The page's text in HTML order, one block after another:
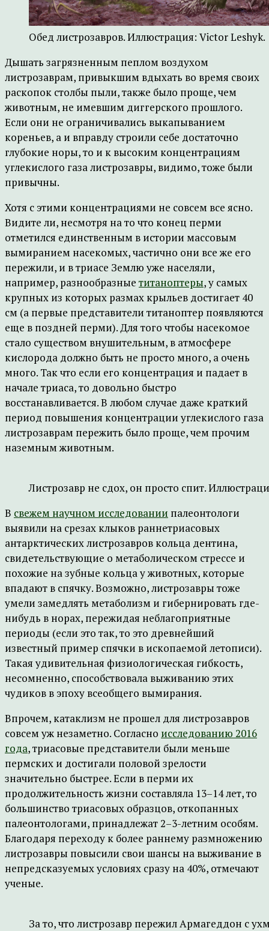
Обед листрозавров. Иллюстрация: Victor Leshyk.
Дышать загрязненным пеплом воздухом
листрозаврам, привыкшим вдыхать во время своих
раскопок столбы пыли, также было проще, чем
животным, не имевшим диггерского прошлого.
Если они не ограничивались выкапыванием
кореньев, а и вправду строили себе достаточно
глубокие норы, то и к высоким концентрациям
углекислого газа листрозавры, видимо, тоже были
привычны.
Хотя с этими концентрациями не совсем все ясно.
Видите ли, несмотря на то что конец перми
отметился единственным в истории массовым
вымиранием насекомых, частично они все же его
пережили, и в триасе Землю уже населяли,
например, разнообразные титаноптеры, у самых
крупных из которых размах крыльев достигает 40
см (а первые представители титаноптер появляются
еще в поздней перми). Для того чтобы насекомое
стало существом внушительным, в атмосфере
кислорода должно быть не просто много, а очень
много. Так что если его концентрация и падает в
начале триаса, то довольно быстро
восстанавливается. В любом случае даже краткий
период повышения концентрации углекислого газа
листрозаврам пережить было проще, чем прочим
наземным животным.
Листрозавр не сдох, он просто спит.
В свежем научном исследовании палеонтологи
выявили на срезах клыков раннетриасовых
антарктических листрозавров кольца дентина,
свидетельствующие о метаболическом стрессе и
похожие на зубные кольца у животных, которые
впадают в спячку. Возможно, листрозавры тоже
умели замедлять метаболизм и гибернировать где-
нибудь в норах, пережидая неблагоприятные
периоды (если это так, то это древнейший
известный пример спячки в ископаемой летописи).
Такая удивительная физиологическая гибкость,
несомненно, способствовала выживанию этих
чудиков в эпоху всеобщего вымирания.
Впрочем, катаклизм не прошел для листрозавров
совсем уж незаметно. Согласно исследованию 2016
года, триасовые представители были меньше
пермских и достигали половой зрелости
значительно быстрее. Если в перми их
продолжительность жизни составляла 13–14 лет, то
большинство триасовых образцов, откопанных
палеонтологами, принадлежат 2–3-летним особям.
Благодаря переходу к более раннему размножению
листрозавры повысили свои шансы на выживание в
непредсказуемых условиях сразу на 40%, отмечают
ученые.
За то, что листрозавр пережил Армагеддон с